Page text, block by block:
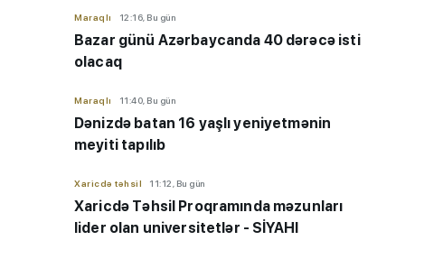
Maraqlı 12:16, Bu gün
Bazar günü Azərbaycanda 40 dərəcə isti
olacaq
Maraqlı 11:40, Bu gün
Dənizdə batan 16 yaşlı yeniyetmənin
meyiti tapılıb
Xaricdə təhsil 11:12, Bu gün
Xaricdə Təhsil Proqramında məzunları
lider olan universitetlər - SİYAHI